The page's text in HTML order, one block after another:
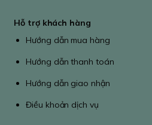
Hỗ trợ khách hàng
Hướng dẫn mua hàng
Hướng dẫn thanh toán
Hướng dẫn giao nhận
Điều khoản dịch vụ